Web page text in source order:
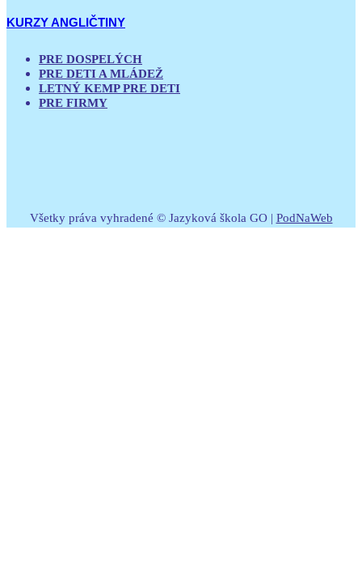
KURZY ANGLIČTINY
PRE DOSPELÝCH
PRE DETI A MLÁDEŽ
LETNÝ KEMP PRE DETI
PRE FIRMY
Všetky práva vyhradené © Jazyková škola GO | PodNaWeb